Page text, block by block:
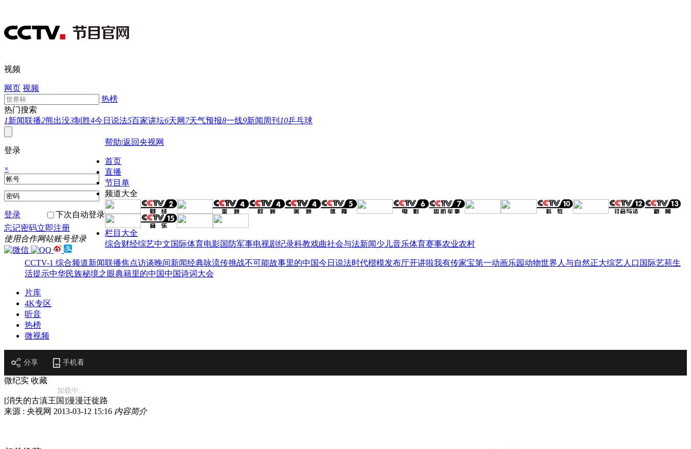
视频
网页 视频
热榜
热门搜索
1新闻联播2熊出没3制胜4今日说法5百家讲坛6天网 7天气预报8一线9新闻周刊 10乒乓球
登录
×
登录
下次自动登录
忘记密码立即注册
使用合作网站账号登录
帮助|返回央视网
首页
直播
节目单
频道大全
栏目大全
综合财经综艺中文国际体育电影国防军事电视剧纪录科教戏曲社会与法新闻少儿音乐体育赛事农业农村
CCTV-1 综合频道新闻联播焦点访谈晚间新闻经典咏流传挑战不可能故事里的中国今日说法时代楷模发布厅开讲啦我有传家宝第一动画乐园动物世界 人与自然正大综艺人口 国际艺苑生
活提示中华民族秘境之眼典籍里的中国中国诗词大会
片库
4K专区
听音
热榜
微视频
分享 手机看
微纪实 收藏
加载中...
[消失的古滇王国]漫漫迁徙路
来源 : 央视网 2013-03-12 15:16 内容简介